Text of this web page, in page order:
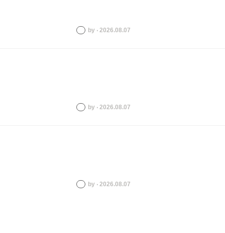
by ‧ 2026.08.07
by ‧ 2026.08.07
by ‧ 2026.08.07